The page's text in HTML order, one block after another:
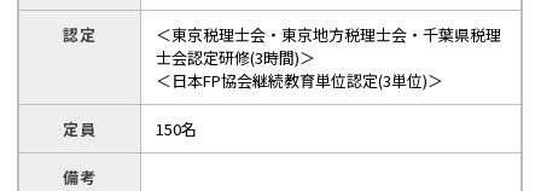
認定
＜東京税理士会・東京地方税理士会・千葉県税理
士会認定研修(3時間)＞
＜日本FP協会継続教育単位認定(3単位)＞
定員 150名
備考